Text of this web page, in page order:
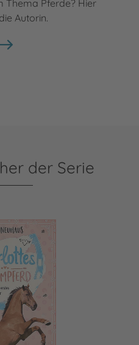
Thema Pferde? Hier
Autorin.
der Serie